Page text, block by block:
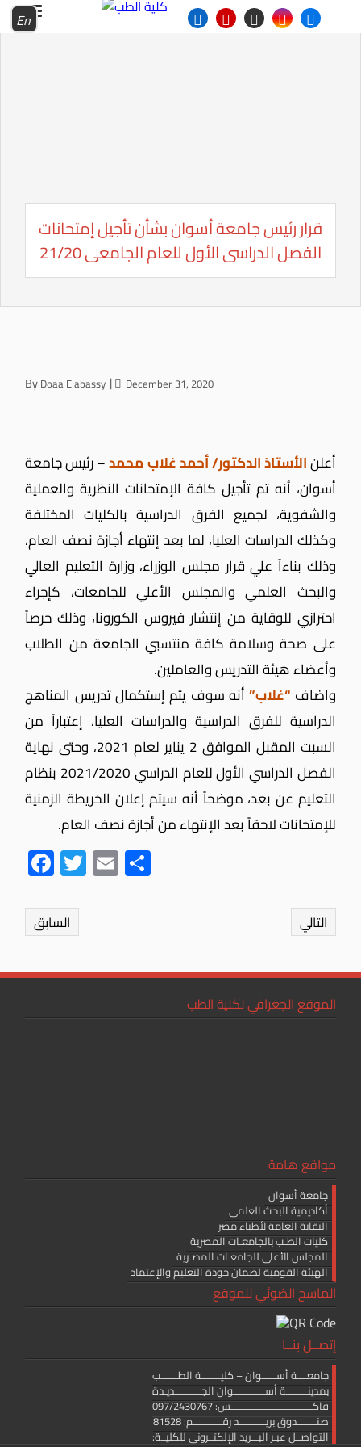
En
قرار رئيس جامعة أسوان بشأن تأجيل إمتحانات
الفصل الدراسى الأول للعام الجامعى 21/20
ByDoaa Elabassy December 31, 2020
أعلنالأستاذ الدكتور/ أحمد غلاب محمد– رئيس جامعة
أسوان، أنه تم تأجيل كافة الإمتحانات النظرية والعملية
والشفوية، لجميع الفرق الدراسية بالكليات المختلفة
وكذلك الدراسات العليا، لما بعد إنتهاء أجازة نصف العام،
وذلك بناءاً علي قرار مجلس الوزراء، وزارة التعليم العالي
والبحث العلمي والمجلس الأعلي للجامعات، كإجراء
احترازي للوقاية من إنتشار فيروس الكورونا، وذلك حرصاً
على صحة وسلامة كافة منتسبي الجامعة من الطلاب
وأعضاء هيئة التدريس والعاملين.
واضاف “غلاب”أنه سوف يتم إستكمال تدريس المناهج
الدراسية للفرق الدراسية والدراسات العليا، إعتباراً من
السبت المقبل الموافق 2 يناير لعام 2021، وحتى نهاية
الفصل الدراسي الأول للعام الدراسي 2021/2020 بنظام
التعليم عن بعد، موضحاً أنه سيتم إعلان الخريطة الزمنية
للإمتحانات لاحقاً بعد الإنتهاء من أجازة نصف العام.
Fac
ok
Twit
Ema
السابق التالي
الموقع الجغرافي لكلية الطب
مواقع هامة
جامعة أسوان
أكاديمية البحث العلمى
النقابة العامة لأطباء مصر
كليات الطـب بالجامعـات المصرية
المجلس الأعلى للجامعـات المصـرية
الهيئة القومية لضمان جودة التعليم والإعتماد
الماسح الضوئي للموقع
إتصــل بنــا
جامعــــة أســــــوان – كليــــــــة الطـــــــب
بمدينـــــــــة أســـــــــــــوان الجـــــــــــديـدة
فاكــــــــــــــــــــــــــــــــــس: 097/2430767
صنــــــــدوق بريـــــــــــد رقــــــــــــم: 81528
التواصــل عبـر البـــريد الإلكتــرونى للكليــة: